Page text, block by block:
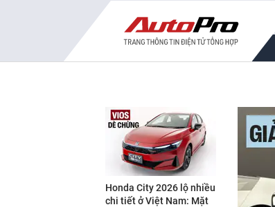
Honda City 2026 lộ nhiều
chi tiết ở Việt Nam: Mặt